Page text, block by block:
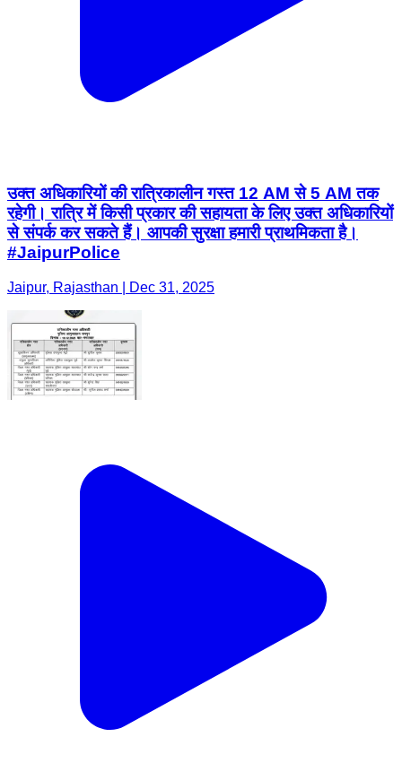
उक्त अधिकारियों की रात्रिकालीन गस्त 12 AM से 5 AM तक
रहेगी। रात्रि में किसी प्रकार की सहायता के लिए उक्त अधिकारियों
से संपर्क कर सकते हैं। आपकी सुरक्षा हमारी प्राथमिकता है।
#JaipurPolice
Jaipur, Rajasthan | Dec 31, 2025